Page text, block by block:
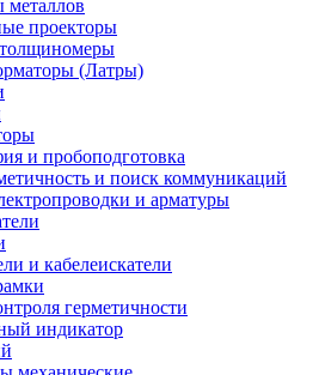
металлов
проекторы
(Латры)
и пробоподготовка
и поиск коммуникаций
и арматуры
и кабелеискатели
герметичности
индикатор